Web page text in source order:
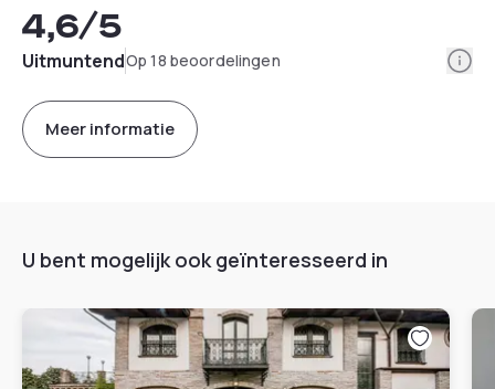
4,6/5
UitmuntendOp 18 beoordelingen
Meer informatie
U bent mogelijk ook geïnteresseerd in